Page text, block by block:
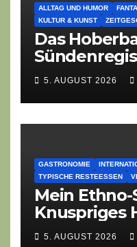
ALLTAG UND HUMOR
KULTUR & KUNST
Das
eines
Dorffest-
5. AUGUST 2026
GASTRONOMIE
TYPISCHE RESTEESSEN
Mein
Knuspriges
Lauch-
5. AUGUST 2026